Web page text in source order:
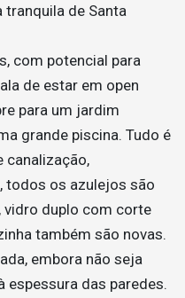
tranquila de Santa
com potencial para
de estar em open
para um jardim
grande piscina. Tudo é
canalização,
todos os azulejos são
vidro duplo com corte
também são novas.
embora não seja
espessura das paredes.